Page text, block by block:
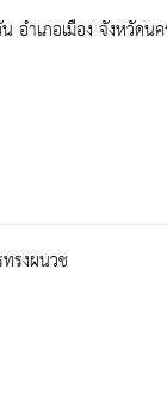
ำเภอเมือง จังหวัดน
รงผนวช